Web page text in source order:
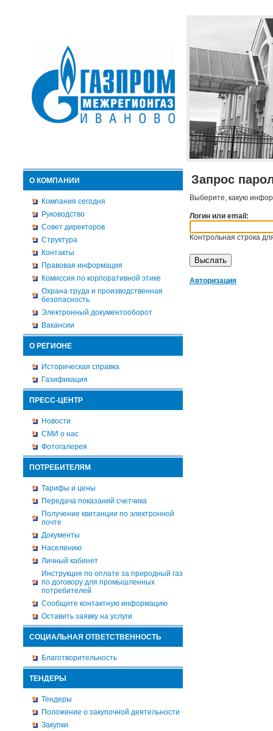
О КОМПАНИИ
Компания сегодня
Руководство
Совет директоров
Структура
Контакты
Правовая информация
Комиссия по корпоративной этике
Охрана труда и производственная
безопасность
Электронный документооборот
Вакансии
О РЕГИОНЕ
Историческая справка
Газификация
ПРЕСС-ЦЕНТР
Новости
СМИ о нас
Фотогалерея
ПОТРЕБИТЕЛЯМ
Тарифы и цены
Передача показаний счетчика
Получение квитанции по электронной
почте
Документы
Населению
Личный кабинет
Инструкция по оплате за природный газ
по договору для промышленных
потребителей
Сообщите контактную информацию
Оставить заявку на услуги
СОЦИАЛЬНАЯ ОТВЕТСТВЕННОСТЬ
Благотворительность
ТЕНДЕРЫ
Тендеры
Положение о закупочной деятельности
Закупки
Запрос
Выберите, какую
Логин или email:
Контрольная строка
Авторизация